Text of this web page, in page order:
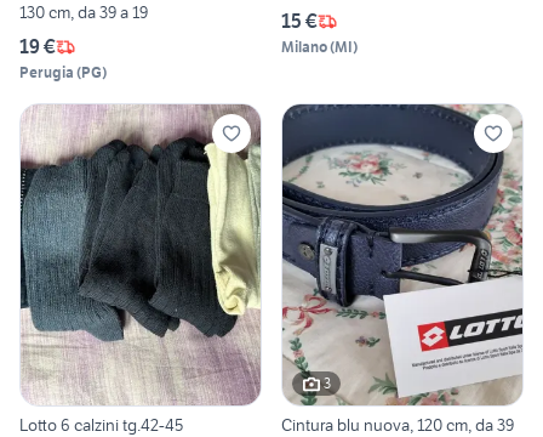
130 cm, da 39 a 19
19 €
Perugia (PG)
15 €
Milano(MI)
Lotto 6 calzini tg.42-45
3
Cintura blu nuova, 120 cm, da 39